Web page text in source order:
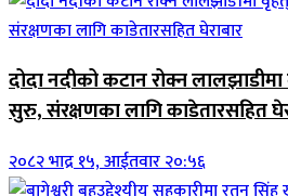
दोदा नदीको कटान रोक्न
सुरु, संरक्षणका लागि काडेतारसहित
२०८२ भाद्र १५, आईतवार २०:५६